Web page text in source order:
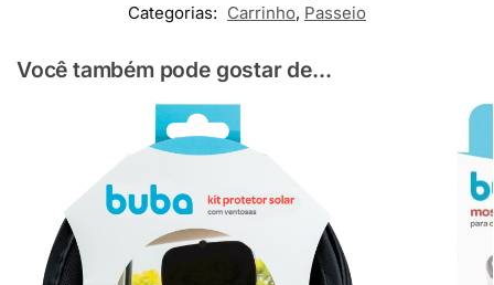
Categorias: Carrinho, Passeio
Você também pode gostar de...